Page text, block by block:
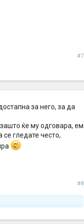
#7
за него, за да
ќе му одговара, ем
гледате често,
#8